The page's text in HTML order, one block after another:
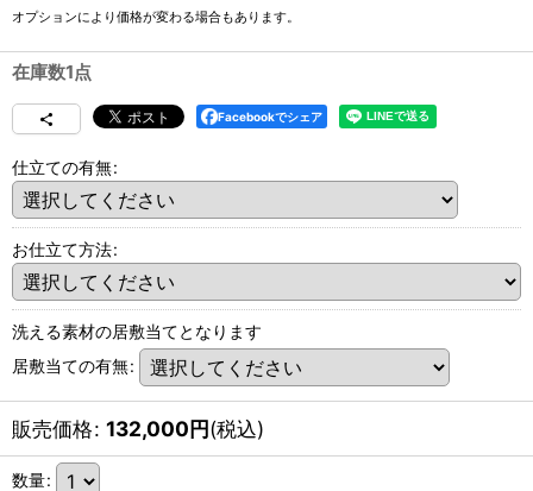
オプションにより価格が変わる場合もあります。
在庫数1点
Facebookでシェア
仕立ての有無:
お仕立て方法:
洗える素材の居敷当てとなります
居敷当ての有無:
販売価格: 132,000円(税込)
数量: